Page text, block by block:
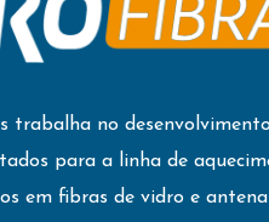
trabalha no
para a linha de
em fibras de vidro e